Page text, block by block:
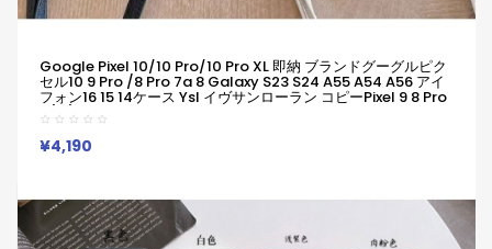
Google Pixel 10/10 Pro/10 Pro XL 即納 ブランドグーグルピク
セル10 9 Pro /8 Pro 7a 8 Galaxy S23 S24 A55 A54 A56 アイ
フォン16 15 14ケース Ysl イヴサンローラン コピーPixel 9 8 Pro
6/7/6a Xperia 1v 10viケース Ysl イヴサンローラン Google
Pixel 6 7 8 8 Pro 9a 10ケースギャラクシーS25 S24 S23 S22
S20+ Ultraケース
¥4,190